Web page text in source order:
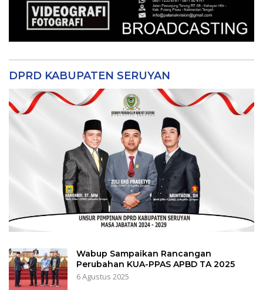
DPRD KABUPATEN SERUYAN
Wabup Sampaikan Rancangan
Perubahan KUA-PPAS APBD TA 2025
6 Agustus 2025